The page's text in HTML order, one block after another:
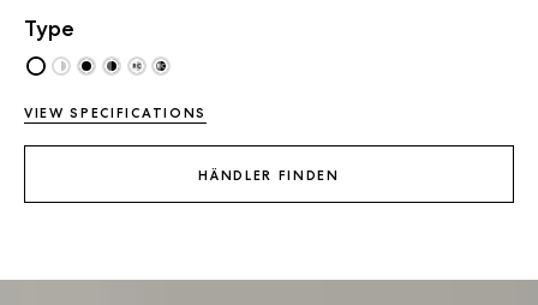
Type
VIEW SPECIFICATIONS
HÄNDLER FINDEN